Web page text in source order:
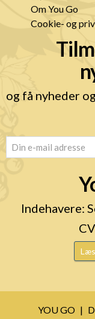
Om You Go
Cookie- og
og få nyheder
email (Påkrævet)
Indehavere:
YOU GO